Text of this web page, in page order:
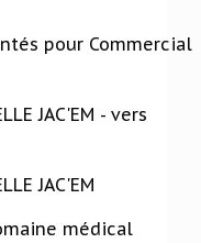
pour Commercial
JAC'EM - vers
JAC'EM
médical